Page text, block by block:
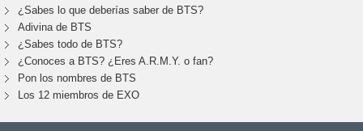
¿Sabes lo que deberías saber de BTS?
Adivina de BTS
¿Sabes todo de BTS?
¿Conoces a BTS? ¿Eres A.R.M.Y. o fan?
Pon los nombres de BTS
Los 12 miembros de EXO